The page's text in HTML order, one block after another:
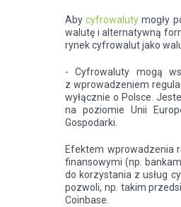
Abycyfrowaluty mogły
walutę i alternatywną
rynek cyfrowalut jako
- Cyfrowaluty mogą
z wprowadzeniem
wyłącznie o Polsce.
na poziomie Unii
Gospodarki.
Efektem wprowadzenia
finansowymi (np.
do korzystania z usług
pozwoli, np. takim
Coinbase.